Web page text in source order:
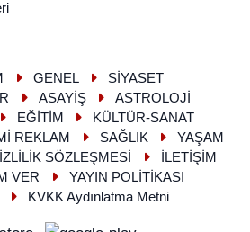
GENEL
SİYASET
ASAYİŞ
ASTROLOJİ
EĞİTİM
KÜLTÜR-SANAT
REKLAM SAĞLIK
YAŞAM
SÖZLEŞMESİ
İLETİŞİM
VER
YAYIN POLİTİKASI
KVKK Aydınlatma Metni